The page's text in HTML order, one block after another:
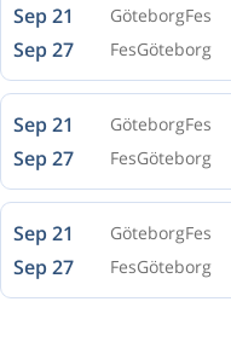
Sep 21 GöteborgFes
Sep 27 FesGöteborg
Sep 21 GöteborgFes
Sep 27 FesGöteborg
Sep 21 GöteborgFes
Sep 27 FesGöteborg